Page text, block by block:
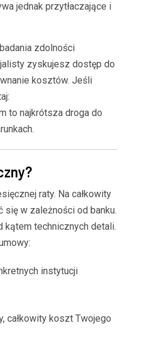
jednak przytłaczające i
zdolności
zyskujesz dostęp do
kosztów. Jeśli
to najkrótsza droga do
raty. Na całkowity
się w zależności od banku.
technicznych detali.
instytucji
całkowity koszt Twojego
BLOG
stabilizacja środowiska stawu
hodowlanego